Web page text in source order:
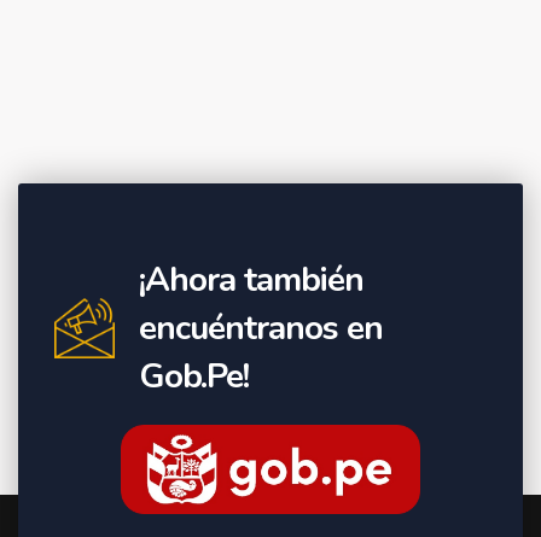
¡Ahora también
encuéntranos en
Gob.Pe!